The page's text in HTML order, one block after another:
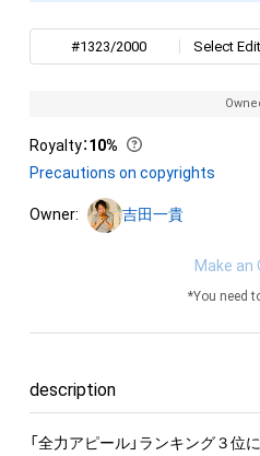
#1323/2000 Select
Royalty：10%
Precautions on copyrights
Owner: 吉田一貴
Make an
*You need
description
「全力アピール」ランキング３位